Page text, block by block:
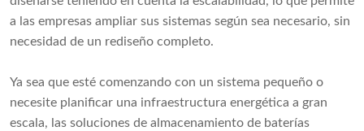
a las empresas ampliar sus sistemas según sea necesario, sin
necesidad de un rediseño completo.
Ya sea que esté comenzando con un sistema pequeño o
necesite planificar una infraestructura energética a gran
escala, las soluciones de almacenamiento de baterías